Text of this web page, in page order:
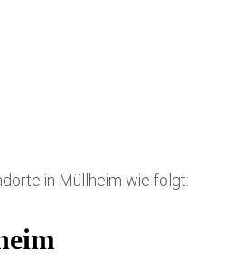
in Müllheim wie folgt: